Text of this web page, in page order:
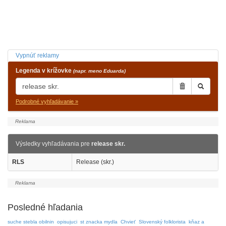
Vypnúť reklamy
Legenda v krížovke (napr. meno Eduarda)
Podrobné vyhľadávanie »
Výsledky vyhľadávania pre release skr.
RLS Release (skr.)
Posledné hľadania
suche stebla obilnin opisujuci st znacka mydla Chvieť Slovenský folklorista kňaz a